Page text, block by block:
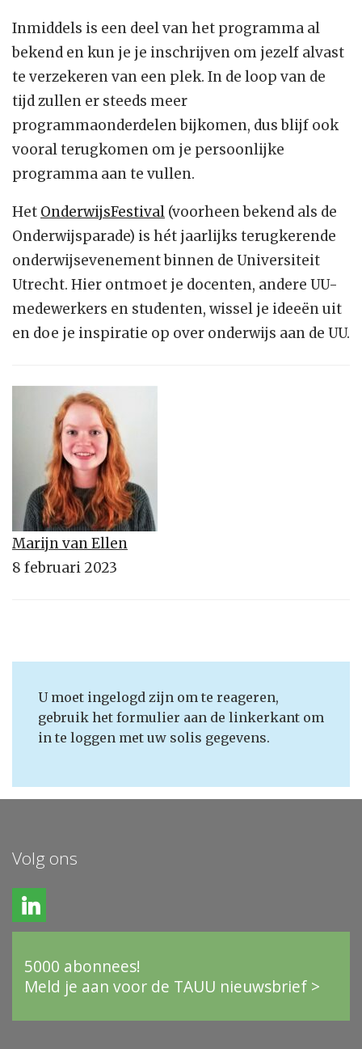
Inmiddels is een deel van het programma al
bekend en kun je je inschrijven om jezelf alvast
te verzekeren van een plek. In de loop van de
tijd zullen er steeds meer
programmaonderdelen bijkomen, dus blijf ook
vooral terugkomen om je persoonlijke
programma aan te vullen.
Het OnderwijsFestival (voorheen bekend als de
Onderwijsparade) is hét jaarlijks terugkerende
onderwijsevenement binnen de Universiteit
Utrecht. Hier ontmoet je docenten, andere UU-
medewerkers en studenten, wissel je ideeën uit
en doe je inspiratie op over onderwijs aan de UU.
Marijn van Ellen
8 februari 2023
U moet ingelogd zijn om te reageren,
gebruik het formulier aan de linkerkant om
in te loggen met uw solis gegevens.
Volg ons
5000 abonnees!
Meld je aan voor de TAUU nieuwsbrief >